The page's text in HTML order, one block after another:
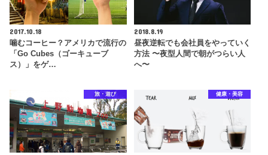
2017.10.18
噛むコーヒー？アメリカで流行の
「Go Cubes（ゴーキューブ
ス）」をゲ…
2018.8.19
昼夜逆転でも会社員をやっていく
方法 〜夜型人間で朝がつらい人
へ〜
旅・遊び 健康・美容